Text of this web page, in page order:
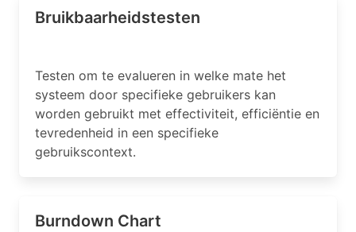
Bruikbaarheidstesten
Testen om te evalueren in welke mate het
systeem door specifieke gebruikers kan
worden gebruikt met effectiviteit, efficiëntie en
tevredenheid in een specifieke
gebruikscontext.
Burndown Chart